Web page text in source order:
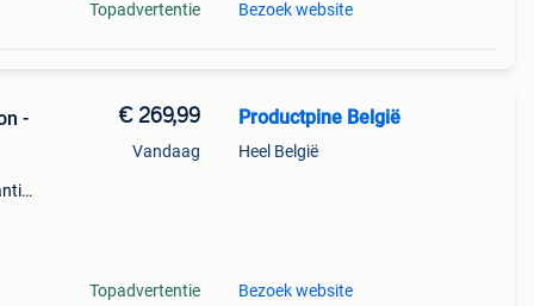
Topadvertentie Bezoek website
- € 269,99
Vandaag
Topadvertentie
Productpine België
Heel België
Bezoek website